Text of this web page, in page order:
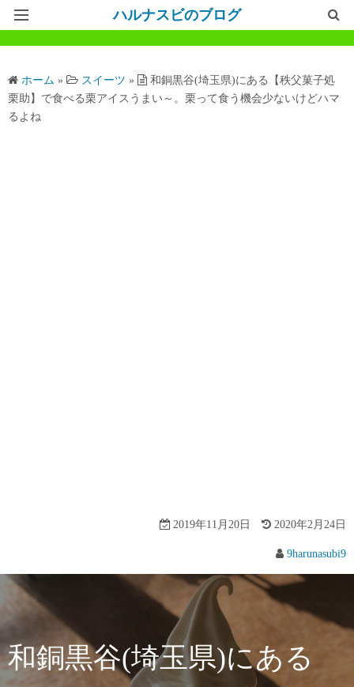
ハルナスビのブログ
記事一覧
ホームページ
ホーム » スイーツ »
和銅黒谷(埼玉県)にある【秩父菓子処
栗助】で食べる栗アイスうまい～。栗って食う機会少ないけどハマ
るよね
2019年11月20日 2020年2月24日
9harunasubi9
和銅黒谷(埼玉県)にある